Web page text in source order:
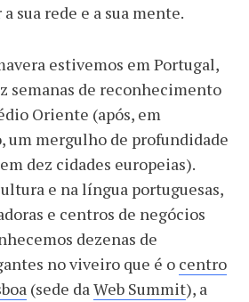
sua rede e a sua mente.
estivemos em Portugal,
semanas de reconhecimento
Oriente (após, em
um mergulho de profundidade
dez cidades europeias).
e na língua portuguesas,
e centros de negócios
dezenas de
no viveiro que é o centro
(sede daWeb Summit), a